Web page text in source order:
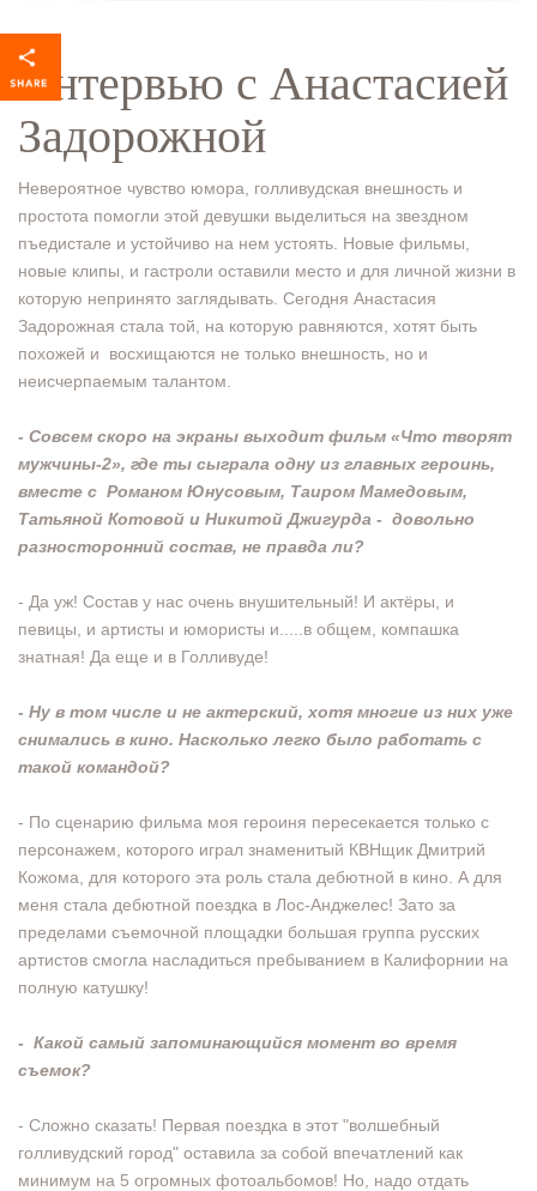
Интервью с Анастасией
Задорожной
Невероятное чувство юмора, голливудская внешность и
простота помогли этой девушки выделиться на звездном
пъедистале и устойчиво на нем устоять. Новые фильмы,
новые клипы, и гастроли оставили место и для личной жизни в
которую непринято заглядывать. Сегодня Анастасия
Задорожная стала той, на которую равняются, хотят быть
похожей и восхищаются не только внешность, но и
неисчерпаемым талантом.
- Совсем скоро на экраны выходит фильм «Что творят
мужчины-2», где ты сыграла одну из главных героинь,
вместе с Романом Юнусовым, Таиром Мамедовым,
Татьяной Котовой и Никитой Джигурда - довольно
разносторонний состав, не правда ли?
- Да уж! Состав у нас очень внушительный! И актёры, и
певицы, и артисты и юмористы и.....в общем, компашка
знатная! Да еще и в Голливуде!
- Ну в том числе и не актерский, хотя многие из них уже
снимались в кино. Насколько легко было работать с
такой командой?
- По сценарию фильма моя героиня пересекается только с
персонажем, которого играл знаменитый КВНщик Дмитрий
Кожома, для которого эта роль стала дебютной в кино. А для
меня стала дебютной поездка в Лос-Анджелес! Зато за
пределами съемочной площадки большая группа русских
артистов смогла насладиться пребыванием в Калифорнии на
полную катушку!
- Какой самый запоминающийся момент во время
съемок?
- Сложно сказать! Первая поездка в этот "волшебный
голливудский город" оставила за собой впечатлений как
минимум на 5 огромных фотоальбомов! Но, надо отдать